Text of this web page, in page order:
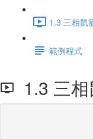
1.3 三相鼠
範例程式
1.3 三